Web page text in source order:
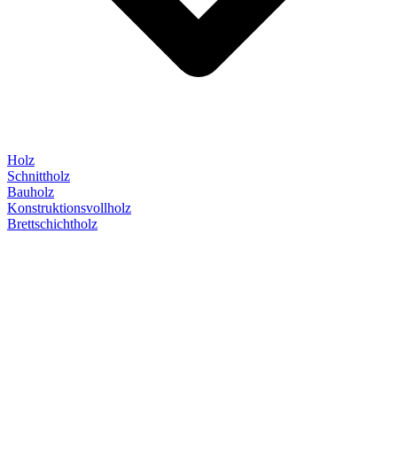
Holz
Schnittholz
Bauholz
Konstruktionsvollholz
Brettschichtholz